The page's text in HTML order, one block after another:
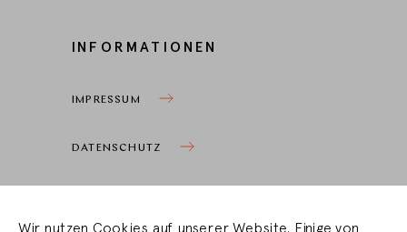
INFORMATIONEN
IMPRESSUM
DATENSCHUTZ
Wir nutzen Cookies auf unserer Website. Einige von